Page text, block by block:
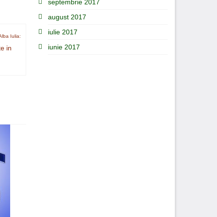
Iulia:
in
septembrie 2017
august 2017
iulie 2017
iunie 2017